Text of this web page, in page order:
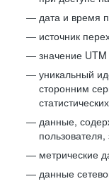
дата и время
источник
значение
уникальный
сторонним
данные,
метрические
данные